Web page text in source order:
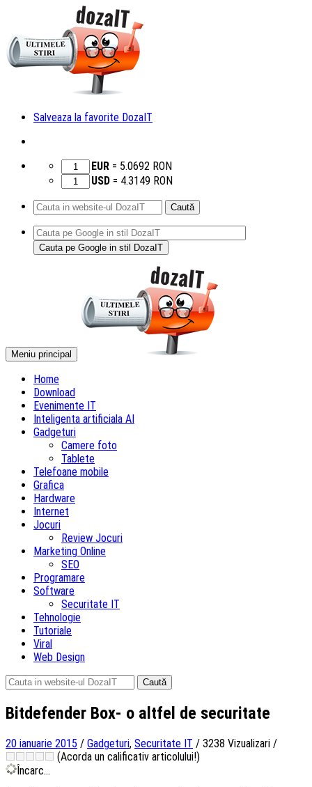
Salveaza la favorite DozaIT
EUR = 5.0692 RON
USD = 4.3149 RON
Caută
după:
Meniu principal
Home
Download
Evenimente IT
Inteligenta artificiala AI
Gadgeturi
Camere foto
Tablete
Telefoane mobile
Grafica
Hardware
Internet
Jocuri
Review Jocuri
Marketing Online
SEO
Programare
Software
Securitate IT
Tehnologie
Tutoriale
Viral
Web Design
Caută
după:
Bitdefender Box- o altfel de securitate
20 ianuarie 2015 / Gadgeturi, Securitate IT / 3238 Vizualizari /
(Acorda un calificativ articolului!)
Încarc...